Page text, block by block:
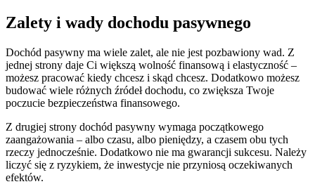
Zalety i wady dochodu pasywnego
Dochód pasywny ma wiele zalet, ale nie jest pozbawiony wad. Z
jednej strony daje Ci większą wolność finansową i elastyczność –
możesz pracować kiedy chcesz i skąd chcesz. Dodatkowo możesz
budować wiele różnych źródeł dochodu, co zwiększa Twoje
poczucie bezpieczeństwa finansowego.
Z drugiej strony dochód pasywny wymaga początkowego
zaangażowania – albo czasu, albo pieniędzy, a czasem obu tych
rzeczy jednocześnie. Dodatkowo nie ma gwarancji sukcesu. Należy
liczyć się z ryzykiem, że inwestycje nie przyniosą oczekiwanych
efektów.